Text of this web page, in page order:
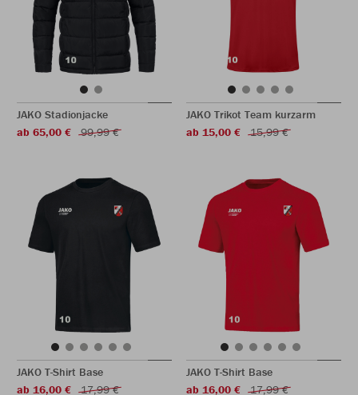
JAKO Stadionjacke
ab 65,00 €
99,99 €
JAKO Trikot Team kurzarm
ab 15,00 €
15,99 €
JAKO T-Shirt Base
ab 16,00 €
17,99 €
JAKO T-Shirt Base
ab 16,00 €
17,99 €